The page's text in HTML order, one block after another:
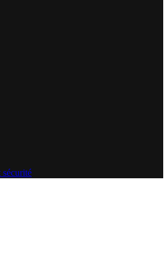
sécurité